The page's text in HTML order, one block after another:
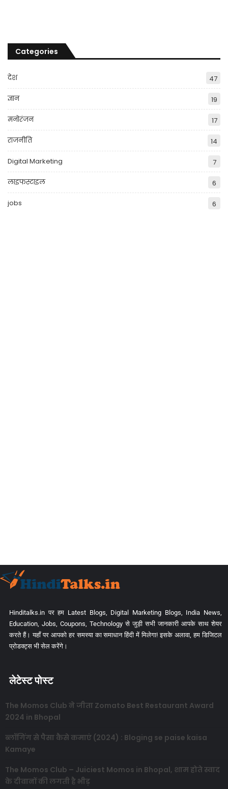
Categories
देश 47
ज्ञान 19
मनोरंजन 17
राजनीति 14
Digital Marketing 7
लाइफस्टाइल 6
jobs 6
Hinditalks.in पर हम Latest Blogs, Digital Marketing Blogs, India News,
Education, Jobs, Coupons, Technology से जुड़ी सभी जानकारी आपके साथ शेयर
करते हैं। यहाँ पर आपको हर समस्या का समाधान हिंदी में मिलेगा! इसके अलावा, हम डिजिटल
प्रोडक्ट्स भी सेल करेंगे।
लेटेस्ट पोस्ट
The Momos Club ने जीता Zomato Best Restaurant Award
2024 in Bhopal
ब्लॉगिंग से पैसा कैसे कमाएं (2024) : Bloging se paise kaisa
Kamaye
The Momos Club – Juiciest Momos in Bhopal, शाम होते स्वाद
के दीवानों की लगती है भीड़